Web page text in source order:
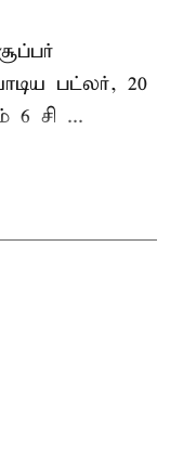
பட்லர், 20
6 சி ...